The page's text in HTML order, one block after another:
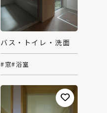
バス・トイレ・洗面
#窓#浴室